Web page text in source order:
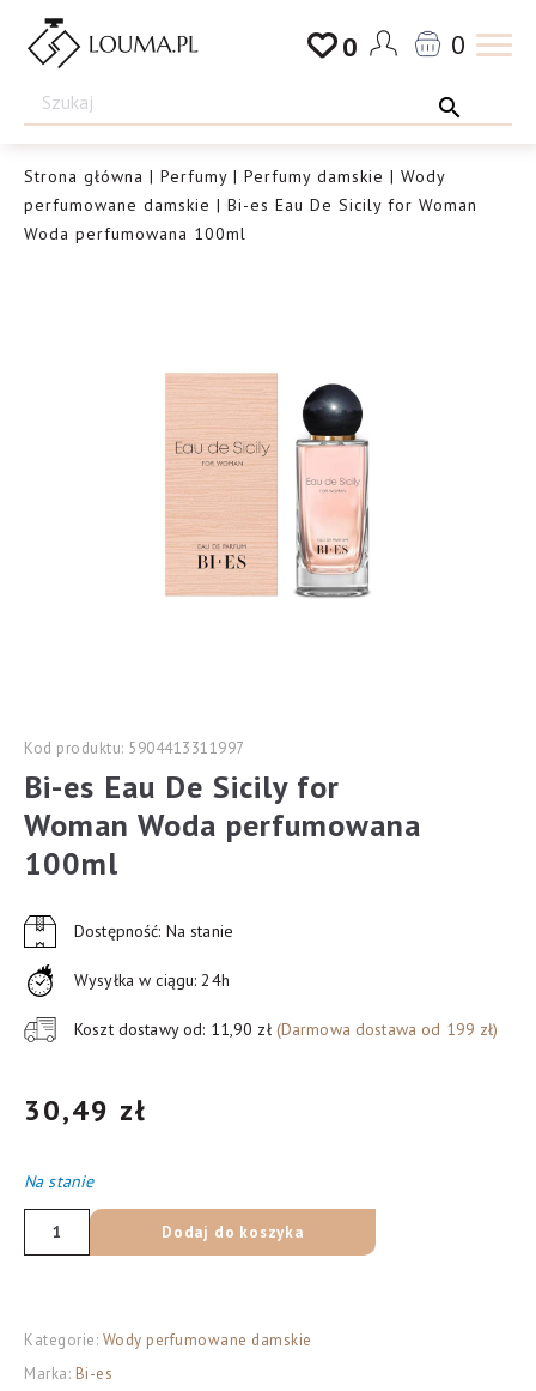
Przejdź
Drogeria
Louma.pl
0 0
Strona główna | Perfumy | Perfumy damskie | Wody
perfumowane damskie | Bi-es Eau De Sicily for Woman
Woda perfumowana 100ml
Kod produktu: 5904413311997
Bi-es Eau De Sicily for
Woman Woda perfumowana
100ml
Dostępność: Na stanie
Wysyłka w ciągu: 24h
Koszt dostawy od: 11,90 zł (Darmowa dostawa od 199 zł)
30,49 zł
Na stanie
ilość
Bi-
De
Sicily
Dodaj do koszyka
Kategorie: Wody perfumowane damskie
Marka: Bi-es